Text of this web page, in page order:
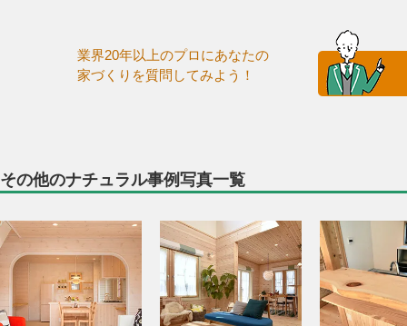
業界20年以上のプロにあなたの
家づくりを質問してみよう！
その他のナチュラル事例写真一覧